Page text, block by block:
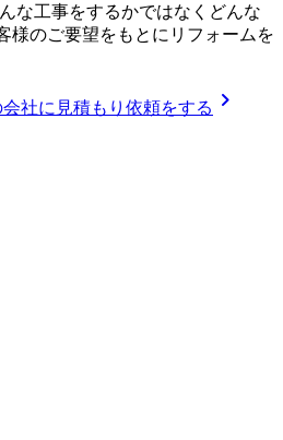
な工事をするかではなくどんな
様のご要望をもとにリフォームを
会社に見積もり依頼をする chevron_right